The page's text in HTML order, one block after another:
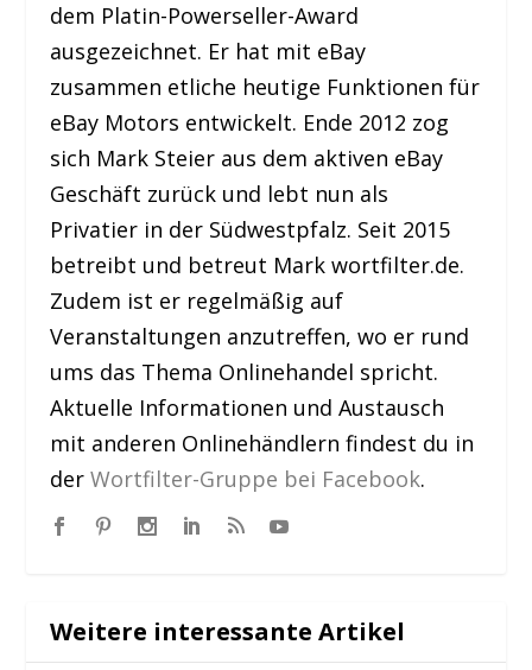
dem Platin-Powerseller-Award
ausgezeichnet. Er hat mit eBay
zusammen etliche heutige Funktionen für
eBay Motors entwickelt. Ende 2012 zog
sich Mark Steier aus dem aktiven eBay
Geschäft zurück und lebt nun als
Privatier in der Südwestpfalz. Seit 2015
betreibt und betreut Mark wortfilter.de.
Zudem ist er regelmäßig auf
Veranstaltungen anzutreffen, wo er rund
ums das Thema Onlinehandel spricht.
Aktuelle Informationen und Austausch
mit anderen Onlinehändlern findest du in
derWortfilter-Gruppe bei Facebook.
Weitere interessante Artikel